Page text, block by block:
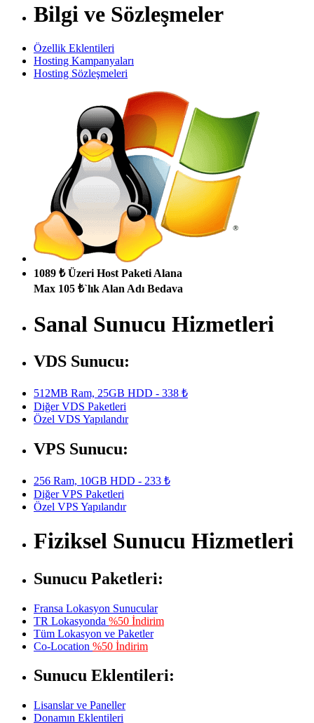
Bilgi ve Sözleşmeler
Özellik Eklentileri
Hosting Kampanyaları
Hosting Sözleşmeleri
1089 ₺ Üzeri Host Paketi Alana
Max 105 ₺`lık Alan Adı Bedava
Sanal Sunucu Hizmetleri
VDS Sunucu:
512MB Ram, 25GB HDD - 338 ₺
Diğer VDS Paketleri
Özel VDS Yapılandır
VPS Sunucu:
256 Ram, 10GB HDD - 233 ₺
Diğer VPS Paketleri
Özel VPS Yapılandır
Fiziksel Sunucu Hizmetleri
Sunucu Paketleri:
Fransa Lokasyon Sunucular
TR Lokasyonda %50 İndirim
Tüm Lokasyon ve Paketler
Co-Location %50 İndirim
Sunucu Eklentileri:
Lisanslar ve Paneller
Donamın Eklentileri